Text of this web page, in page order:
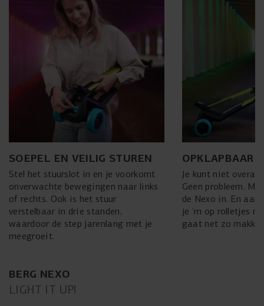
SOEPEL EN VEILIG STUREN
Stel het stuurslot in en je voorkomt
onverwachte bewegingen naar links
of rechts. Ook is het stuur
verstelbaar in drie standen,
waardoor de step jarenlang met je
meegroeit.
OPKLAPBAAR
Je kunt niet overal
Geen probleem.
de Nexo in. En
je ‘m op rolletjes
gaat net zo
BERG NEXO
LIGHT IT UP!